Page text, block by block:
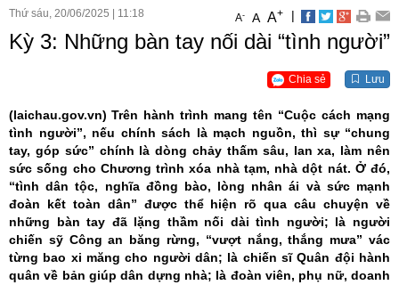
Thứ sáu, 20/06/2025 11:18 A- A A+ |
Kỳ 3: Những bàn tay nối dài “tình người”
Chia sẻ Lưu
(laichau.gov.vn) Trên hành trình mang tên “Cuộc cách mạng
tình người”, nếu chính sách là mạch nguồn, thì sự “chung
tay, góp sức” chính là dòng chảy thấm sâu, lan xa, làm nên
sức sống cho Chương trình xóa nhà tạm, nhà dột nát. Ở đó,
“tình dân tộc, nghĩa đồng bào, lòng nhân ái và sức mạnh
đoàn kết toàn dân” được thể hiện rõ qua câu chuyện về
những bàn tay đã lặng thầm nối dài tình người; là người
chiến sỹ Công an băng rừng, “vượt nắng, thắng mưa” vác
từng bao xi măng cho người dân; là chiến sĩ Quân đội hành
quân về bản giúp dân dựng nhà; là đoàn viên, phụ nữ, doanh